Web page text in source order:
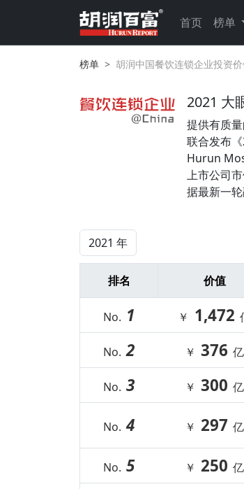
首页 榜单
榜单 胡润中国餐饮连锁企业投资
2021 大
提供有质
联合发布
Hurun
上市公司
据最新一
排名 价值
No. 1 ￥ 1,472
No. 2 ￥ 376 亿
No. 3 ￥ 300 亿
No. 4 ￥ 297 亿
No. 5 ￥ 250 亿